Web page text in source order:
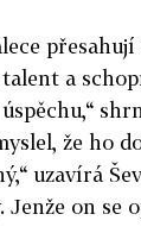
a
že ho
uzavírá
on se